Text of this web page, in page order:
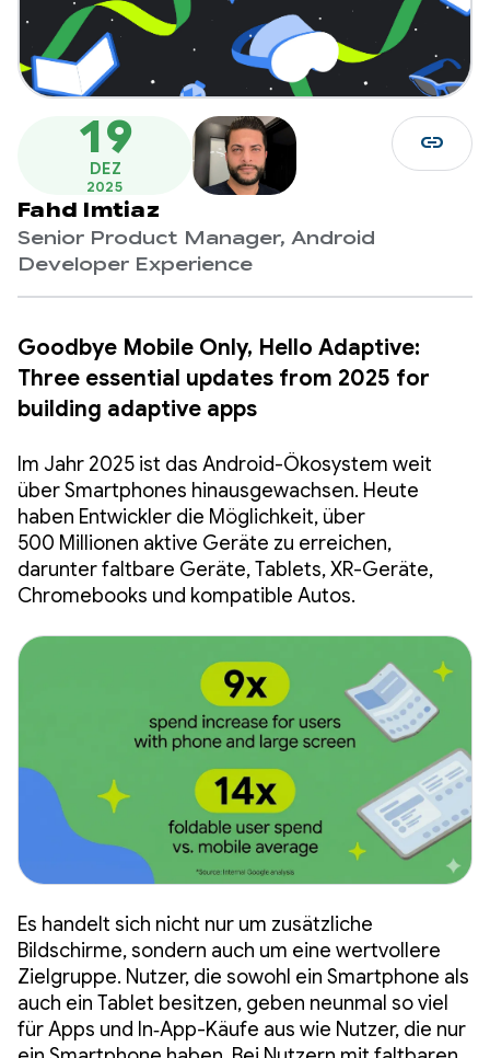
19
DEZ
2025
Fahd Imtiaz
Senior Product Manager, Android
Developer Experience
link
Goodbye Mobile Only, Hello Adaptive:
Three essential updates from 2025 for
building adaptive apps
Im Jahr 2025 ist das Android-Ökosystem weit
über Smartphones hinausgewachsen. Heute
haben Entwickler die Möglichkeit, über
500 Millionen aktive Geräte zu erreichen,
darunter faltbare Geräte, Tablets, XR-Geräte,
Chromebooks und kompatible Autos.
Es handelt sich nicht nur um zusätzliche
Bildschirme, sondern auch um eine wertvollere
Zielgruppe. Nutzer, die sowohl ein Smartphone als
auch ein Tablet besitzen, geben neunmal so viel
für Apps und In‑App-Käufe aus wie Nutzer, die nur